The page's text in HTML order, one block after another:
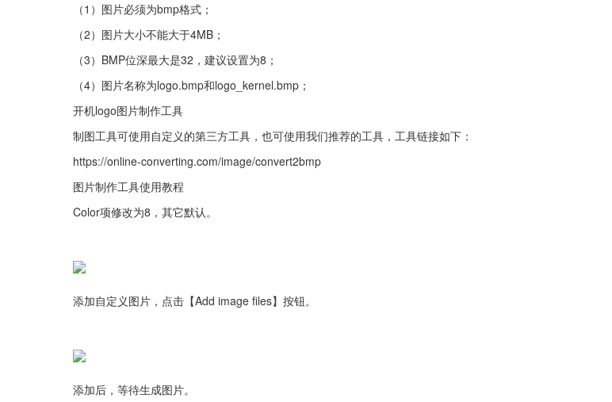
（1）图片必须为bmp格式；
（2）图片大小不能大于4MB；
（3）BMP位深最大是32，建议设置为8；
（4）图片名称为logo.bmp和logo_kernel.bmp；
开机logo图片制作工具
制图工具可使用自定义的第三方工具，也可使用我们推荐的工具，工具链接如下：
https://online-converting.com/image/convert2bmp
图片制作工具使用教程
Color项修改为8，其它默认。
添加自定义图片，点击【Add image files】按钮。
添加后，等待生成图片。